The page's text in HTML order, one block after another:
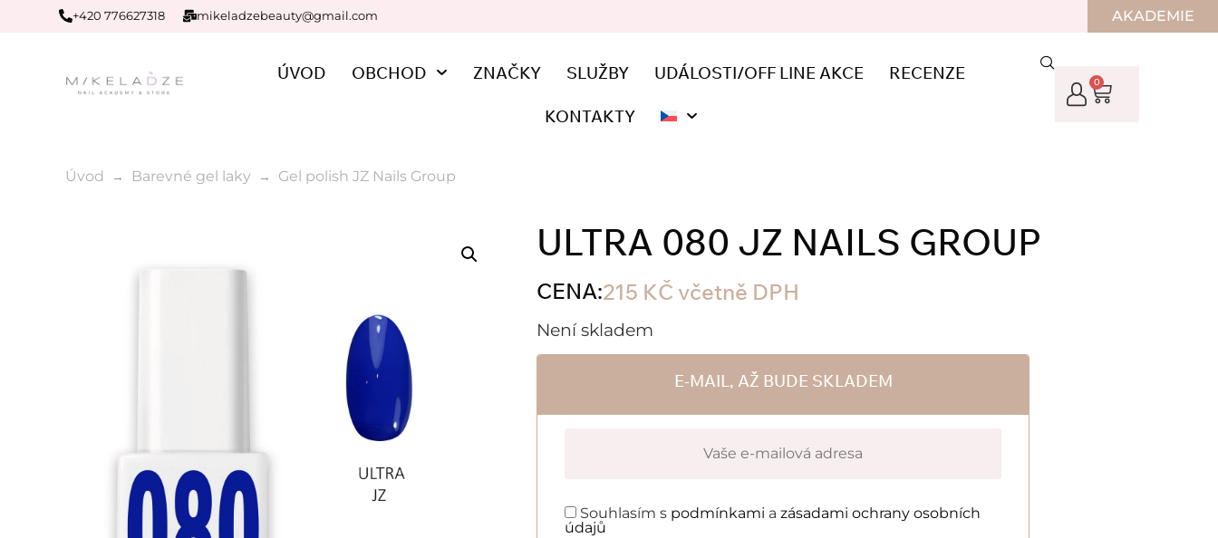
+420 776627318 mikeladzebeauty@gmail.com AKADEMIE
ÚVOD OBCHOD ZNAČKY SLUŽBY UDÁLOSTI/OFF LINE AKCE RECENZE
KONTAKTY
0
Úvod Barevné gel laky Gel polish JZ Nails Group
ULTRA 080 JZ NAILS GROUP
CENA:215 KČ včetně DPH
Není skladem
E-MAIL, AŽ BUDE SKLADEM
Souhlasím s podmínkami a zásadami ochrany osobních
údajů